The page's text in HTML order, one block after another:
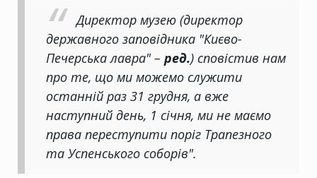
Директор музею (директор
державного заповідника "Києво-
Печерська лавра" – ред.) сповістив нам
про те, що ми можемо служити
останній раз 31 грудня, а вже
наступний день, 1 січня, ми не маємо
права переступити поріг Трапезного
та Успенського соборів".